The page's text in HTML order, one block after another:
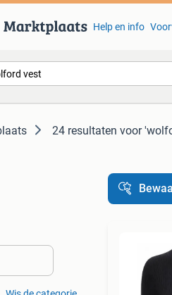
Help en info
24 resultaten voor